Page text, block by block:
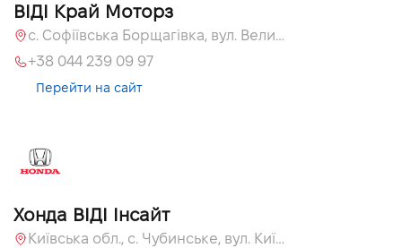
ВІДІ Край Моторз
с. Софіївська Борщагівка, вул. Велика Кільцева, 60а
+38 044 239 09 97
Перейти на сайт
Хонда ВІДІ Інсайт
Київська обл., c. Чубинське, вул. Київська, 55